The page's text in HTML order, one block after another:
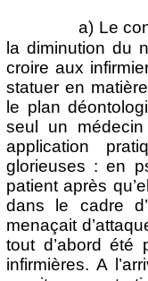
a) Le
la diminution du
croire aux
statuer en
le plan
seul un
application
glorieuses : en
patient après
dans le cadre
menaçait
tout d’abord été
infirmières. A